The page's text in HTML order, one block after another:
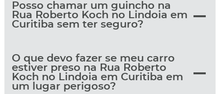
Posso chamar um guincho na
Rua Roberto Koch no Lindoia em
Curitiba sem ter seguro?
O que devo fazer se meu carro
estiver preso na Rua Roberto
Koch no Lindoia em Curitiba em
um lugar perigoso?